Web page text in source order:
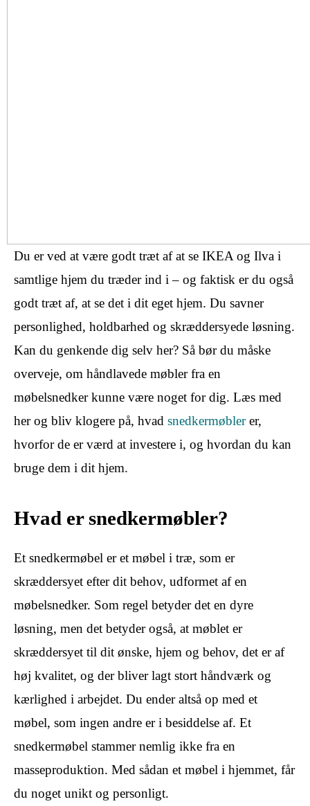
Du er ved at være godt træt af at se IKEA og Ilva i
samtlige hjem du træder ind i – og faktisk er du også
godt træt af, at se det i dit eget hjem. Du savner
personlighed, holdbarhed og skræddersyede løsning.
Kan du genkende dig selv her? Så bør du måske
overveje, om håndlavede møbler fra en
møbelsnedker kunne være noget for dig. Læs med
her og bliv klogere på, hvad snedkermøblerer,
hvorfor de er værd at investere i, og hvordan du kan
bruge dem i dit hjem.
Hvad er snedkermøbler?
Et snedkermøbel er et møbel i træ, som er
skræddersyet efter dit behov, udformet af en
møbelsnedker. Som regel betyder det en dyre
løsning, men det betyder også, at møblet er
skræddersyet til dit ønske, hjem og behov, det er af
høj kvalitet, og der bliver lagt stort håndværk og
kærlighed i arbejdet. Du ender altså op med et
møbel, som ingen andre er i besiddelse af. Et
snedkermøbel stammer nemlig ikke fra en
masseproduktion. Med sådan et møbel i hjemmet, får
du noget unikt og personligt.